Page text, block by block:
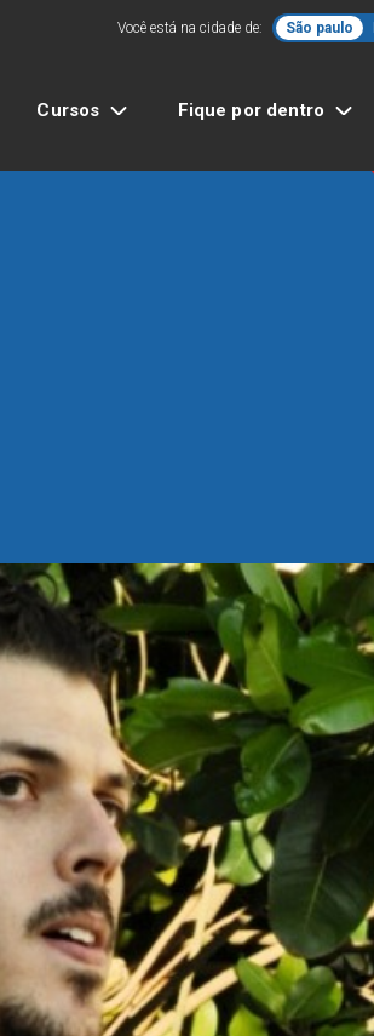
Você está na cidade de: São paulo
Cursos Fique por dentro